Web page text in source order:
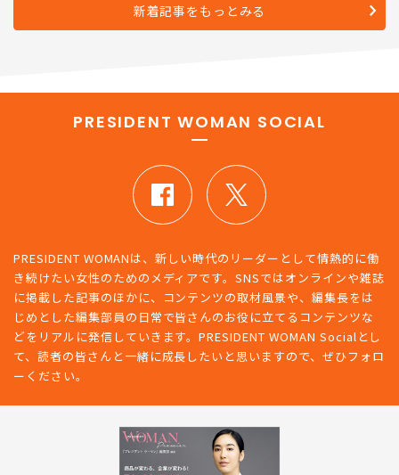
新着記事をもっとみる
PRESIDENT WOMAN SOCIAL
PRESIDENT WOMANは、新しい時代のリーダーとして情熱的に働
き続けたい女性のためのメディアです。SNSではオンラインや雑誌
に掲載した記事のほかに、コンテンツの取材風景や、編集長をは
じめとした編集部員の日常で皆さんのお役に立てるコンテンツな
どをリアルに発信していきます。PRESIDENT WOMAN Socialとし
て、読者の皆さんと一緒に成長したいと思いますので、ぜひフォロ
ーください。